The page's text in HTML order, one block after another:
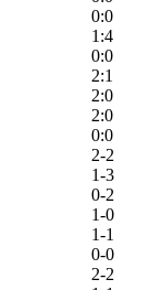
0:0
1:4
0:0
2:1
2:0
2:0
0:0
2-2
1-3
0-2
1-0
1-1
0-0
2-2